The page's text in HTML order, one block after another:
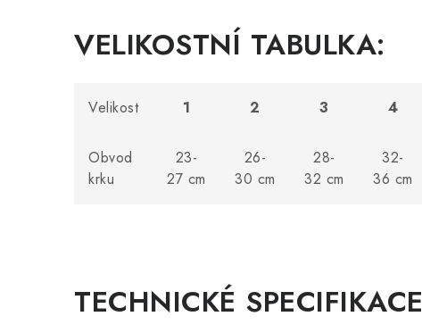
VELIKOSTNÍ TABULKA:
Velikost 1 2 3 4
Obvod
krku
23-
27 cm
26-
30 cm
28-
32 cm
32-
36 cm
TECHNICKÉ SPECIFIKACE